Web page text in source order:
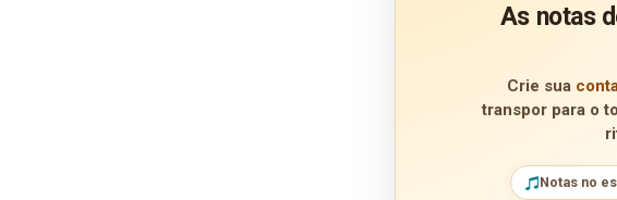
As notas
Crie sua
transpor para o
Notas no